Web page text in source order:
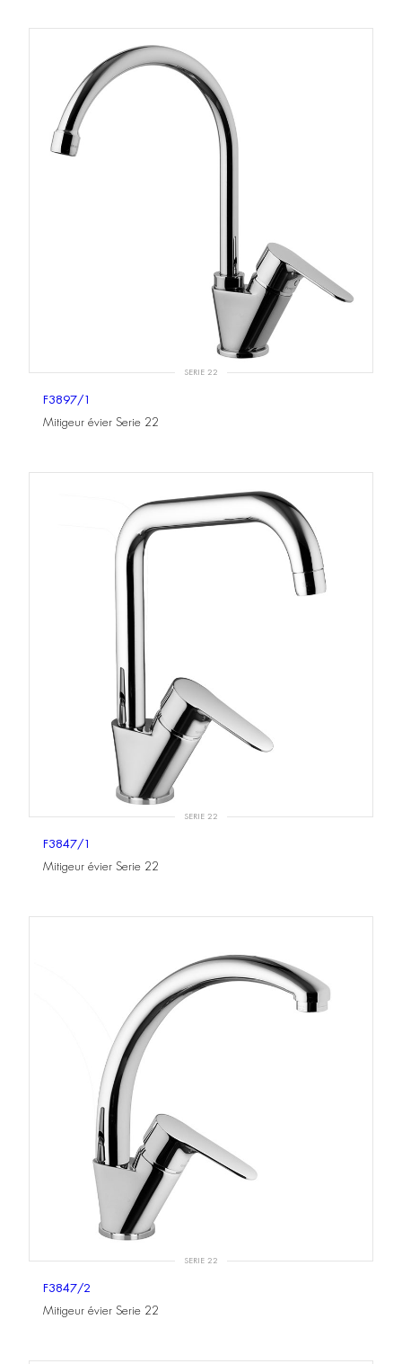
SERIE 22
F3897/1
Mitigeur évier Serie 22
SERIE 22
F3847/1
Mitigeur évier Serie 22
SERIE 22
F3847/2
Mitigeur évier Serie 22